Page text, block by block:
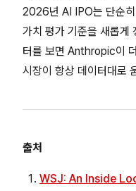
2026년 AI IPO는 단순히
가치 평가 기준을 새롭게
터를 보면 Anthropic이
시장이 항상 데이터대로
출처
WSJ: An Inside